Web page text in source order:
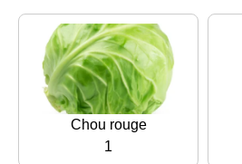
Chou rouge
1